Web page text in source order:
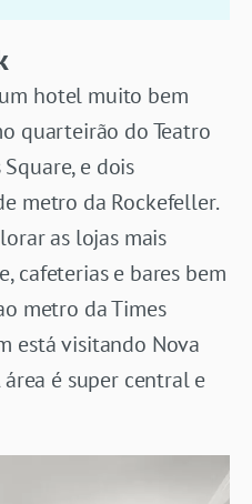
hotel muito bem
quarteirão do Teatro
e dois
metro da Rockefeller.
as lojas mais
cafeterias e bares bem
metro da Times
está visitando Nova
é super central e